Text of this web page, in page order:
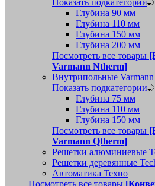
Показать подкатегории
Глубина 90 мм
Глубина 110 мм
Глубина 150 мм
Глубина 200 мм
Посмотреть все товары
Varmann Ntherm]
Внутрипольные
Показать подкатегории
Глубина 75 мм
Глубина 110 мм
Глубина 150 мм
Посмотреть все товары
Varmann Qtherm]
Решетки алюминиевые
Решетки деревянные
Автоматика Техно
Посмотреть все товары